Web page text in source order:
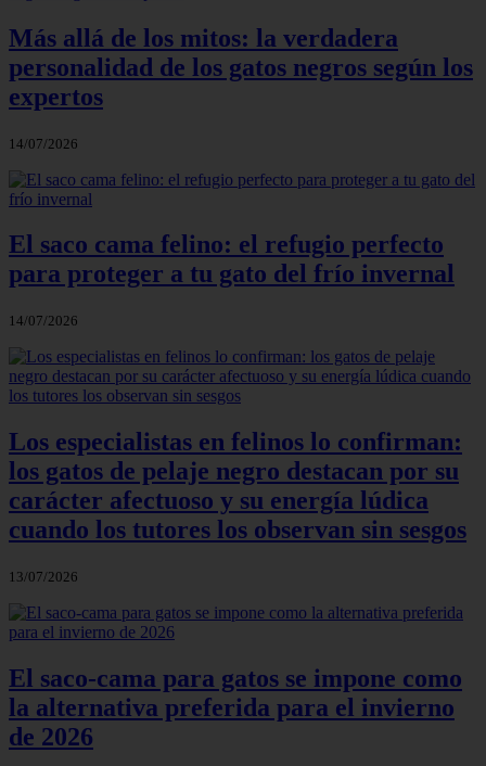
Más allá de los mitos: la verdadera
personalidad de los gatos negros según los
expertos
14/07/2026
El saco cama felino: el refugio perfecto
para proteger a tu gato del frío invernal
14/07/2026
Los especialistas en felinos lo confirman:
los gatos de pelaje negro destacan por su
carácter afectuoso y su energía lúdica
cuando los tutores los observan sin sesgos
13/07/2026
El saco-cama para gatos se impone como
la alternativa preferida para el invierno
de 2026